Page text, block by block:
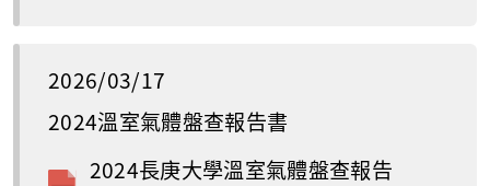
2026/03/17
2024溫室氣體盤查報告書
2024長庚大學溫室氣體盤查報告